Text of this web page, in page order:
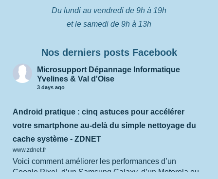
Du lundi au vendredi de 9h à 19h
et le samedi de 9h à 13h
Nos derniers posts Facebook
Microsupport Dépannage Informatique
Yvelines & Val d'Oise
3 days ago
Android pratique : cinq astuces pour accélérer
votre smartphone au-delà du simple nettoyage du
cache système - ZDNET
www.zdnet.fr
Voici comment améliorer les performances d’un
Google Pixel, d’un Samsung Galaxy, d’un Motorola ou